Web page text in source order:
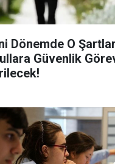
Dönemde O
Güvenlik